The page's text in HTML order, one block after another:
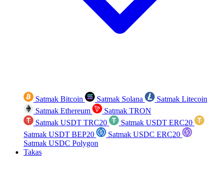
Satmak Bitcoin Satmak Solana
Satmak Litecoin
Satmak Ethereum
Satmak TRON
Satmak USDT TRC20
Satmak USDT ERC20
Satmak USDT BEP20
Satmak USDC ERC20
Satmak USDC Polygon
Takas